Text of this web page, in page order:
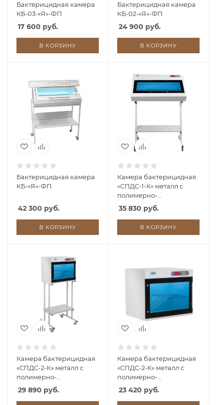
Бактерицидная камера
КБ-03-«Я»-ФП
17 600 руб.
В КОРЗИНУ
Бактерицидная камера
КБ-02-«Я»-ФП
24 900 руб.
В КОРЗИНУ
Бактерицидная камера
КБ-«Я»-ФП
42 300 руб.
В КОРЗИНУ
Камера бактерицидная
«СПДС-1-К» металл с
полимерно-
порошковым покрытием
(передвижная) РУ0
35 830 руб.
В КОРЗИНУ
Камера бактерицидная
«СПДС-2-К» металл с
полимерно-
порошковым покрытием
(передвижная)
29 890 руб.
Камера бактерицидная
«СПДС-2-К» металл с
полимерно-
порошковым покрытием
23 420 руб.